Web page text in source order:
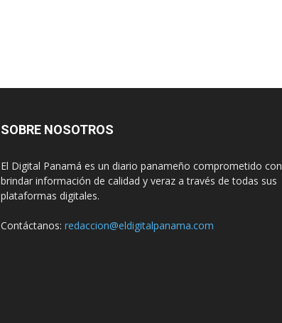
SOBRE NOSOTROS
El Digital Panamá es un diario panameño comprometido con
brindar información de calidad y veraz a través de todas sus
plataformas digitales.
Contáctanos: redaccion@eldigitalpanama.com